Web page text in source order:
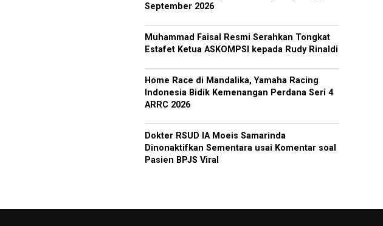
September 2026
Muhammad Faisal Resmi Serahkan Tongkat
Estafet Ketua ASKOMPSI kepada Rudy Rinaldi
Home Race di Mandalika, Yamaha Racing
Indonesia Bidik Kemenangan Perdana Seri 4
ARRC 2026
Dokter RSUD IA Moeis Samarinda
Dinonaktifkan Sementara usai Komentar soal
Pasien BPJS Viral